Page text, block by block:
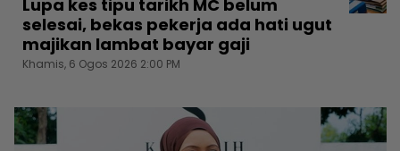
Lupa kes tipu tarikh MC belum
selesai, bekas pekerja ada hati ugut
majikan lambat bayar gaji
Khamis, 6 Ogos 2026 2:00 PM